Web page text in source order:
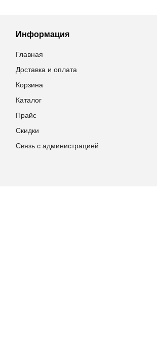
Информация
Главная
Доставка и оплата
Корзина
Каталог
Прайс
Скидки
Связь с администрацией